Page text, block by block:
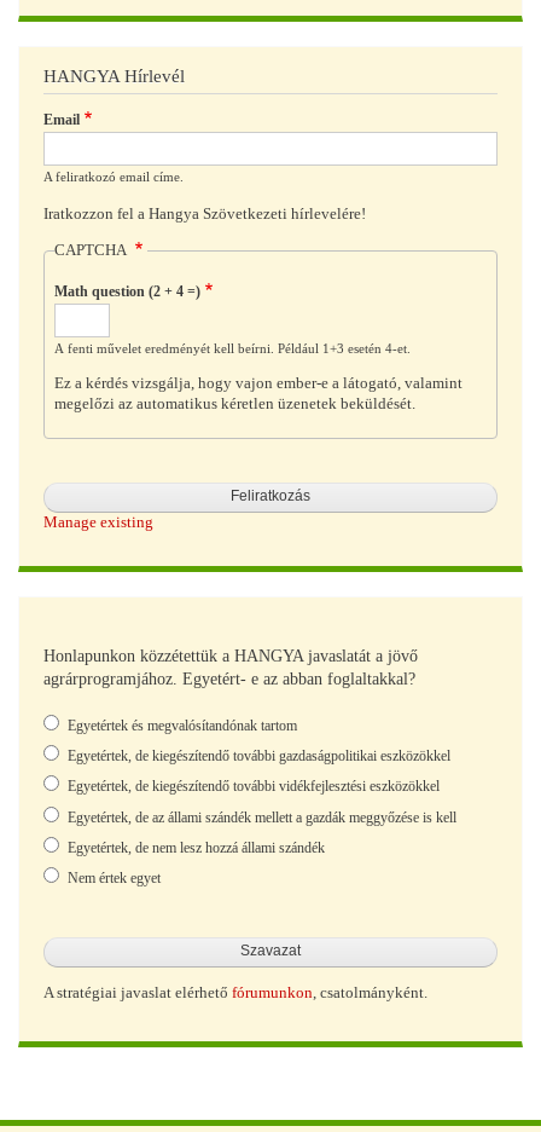
HANGYA Hírlevél
Email
A feliratkozó email címe.
Iratkozzon fel a Hangya Szövetkezeti hírlevelére!
CAPTCHA
Math question (2 + 4 =)
A fenti művelet eredményét kell beírni. Például 1+3 esetén 4-et.
Ez a kérdés vizsgálja, hogy vajon ember-e a látogató, valamint
megelőzi az automatikus kéretlen üzenetek beküldését.
Manage existing
Honlapunkon közzétettük a HANGYA javaslatát a jövő
agrárprogramjához. Egyetért- e az abban foglaltakkal?
Választások
Egyetértek és megvalósítandónak tartom
Egyetértek, de kiegészítendő további gazdaságpolitikai eszközökkel
Egyetértek, de kiegészítendő további vidékfejlesztési eszközökkel
Egyetértek, de az állami szándék mellett a gazdák meggyőzése is kell
Egyetértek, de nem lesz hozzá állami szándék
Nem értek egyet
A stratégiai javaslat elérhető fórumunkon, csatolmányként.